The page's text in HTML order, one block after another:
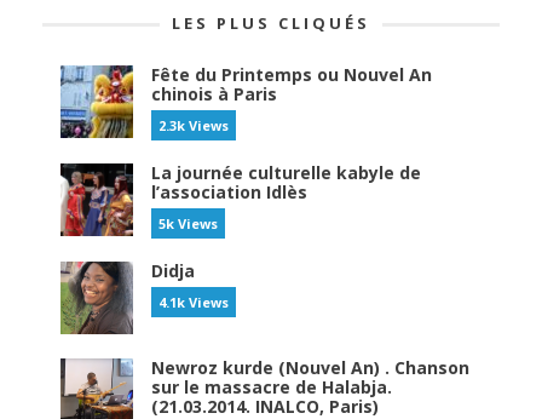
LES PLUS CLIQUÉS
Fête du Printemps ou Nouvel An
chinois à Paris
2.3k Views
La journée culturelle kabyle de
l’association Idlès
5k Views
Didja
4.1k Views
Newroz kurde (Nouvel An) . Chanson
sur le massacre de Halabja.
(21.03.2014. INALCO, Paris)